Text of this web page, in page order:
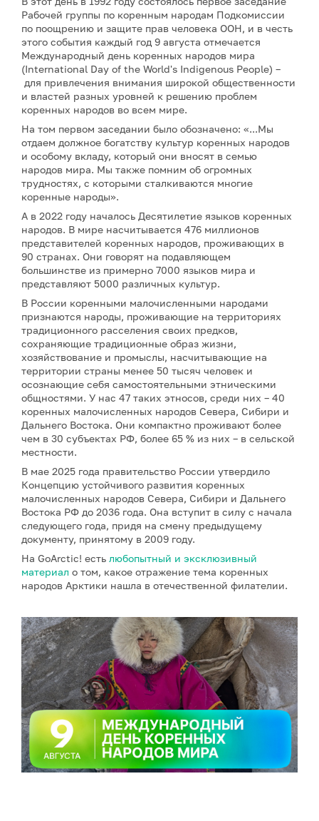
Рабочей группы по коренным народам Подкомиссии
по поощрению и защите прав человека ООН, и в честь
этого события каждый год 9 августа отмечается
Международный день коренных народов мира
(International Day of the World's Indigenous People) –
для привлечения внимания широкой общественности
и властей разных уровней к решению проблем
коренных народов во всем мире.
На том первом заседании было обозначено: «...Мы
отдаем должное богатству культур коренных народов
и особому вкладу, который они вносят в семью
народов мира. Мы также помним об огромных
трудностях, с которыми сталкиваются многие
коренные народы».
А в 2022 году началось Десятилетие языков коренных
народов. В мире насчитывается 476 миллионов
представителей коренных народов, проживающих в
90 странах. Они говорят на подавляющем
большинстве из примерно 7000 языков мира и
представляют 5000 различных культур.
В России коренными малочисленными народами
признаются народы, проживающие на территориях
традиционного расселения своих предков,
сохраняющие традиционные образ жизни,
хозяйствование и промыслы, насчитывающие на
территории страны менее 50 тысяч человек и
осознающие себя самостоятельными этническими
общностями. У нас 47 таких этносов, среди них – 40
коренных малочисленных народов Севера, Сибири и
Дальнего Востока. Они компактно проживают более
чем в 30 субъектах РФ, более 65 % из них – в сельской
местности.
В мае 2025 года правительство России утвердило
Концепцию устойчивого развития коренных
малочисленных народов Севера, Сибири и Дальнего
Востока РФ до 2036 года. Она вступит в силу с начала
следующего года, придя на смену предыдущему
документу, принятому в 2009 году.
На GoArctic! есть любопытный и эксклюзивный
материал о том, какое отражение тема коренных
народов Арктики нашла в отечественной филателии.